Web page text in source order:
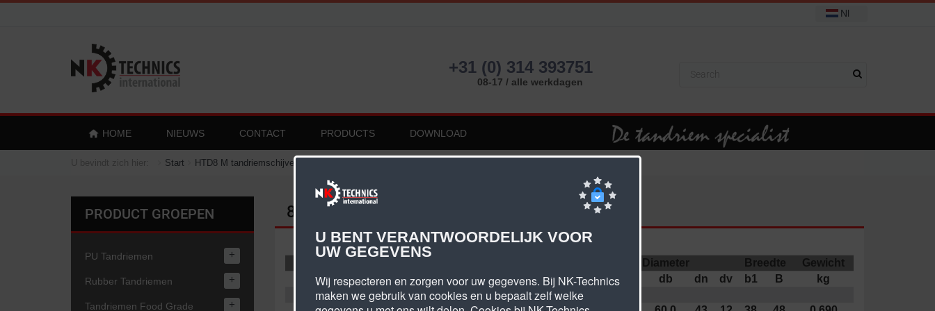
Nl
+31 (0) 314 393751
08-17 / alle werkdagen
HOME NIEUWS CONTACT PRODUCTS DOWNLOAD
U bevindt zich hier: Start HTD8 M tandriemschijven
8M Riembreedte 30mm
Diameter Breedte
Gewicht
dk
db dn dv b1 B kg
PRODUCT GROEPEN
PU Tandriemen +
Rubber Tandriemen +
Tandriemen Food Grade +
U BENT VERANTWOORDELIJK VOOR
UW GEGEVENS
Wij respecteren en zorgen voor uw gegevens. Bij NK-Technics
maken we gebruik van cookies en u bepaalt zelf welke